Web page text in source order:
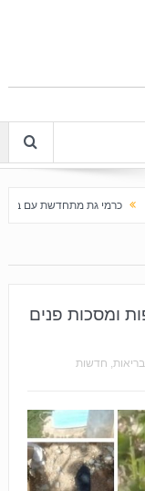
עם בוא האביב עלייה
ומסכות פנים
בריאות, חדשות